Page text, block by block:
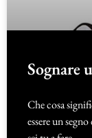
Sognare
Che cosa
essere un